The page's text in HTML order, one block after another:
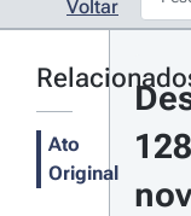
Voltar
Ato
Original